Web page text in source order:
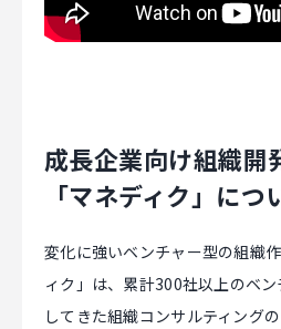
成長企業向け組織開
「マネディク」につ
変化に強いベンチャー型の組織
ィク」は、累計300社以上のベ
してきた組織コンサルティング